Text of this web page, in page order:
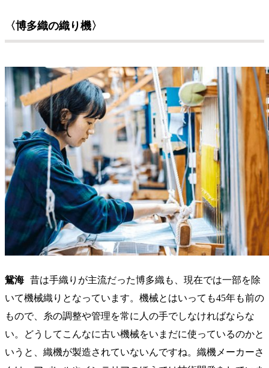
〈博多織の織り機〉
鴛海 昔は手織りが主流だった博多織も、現在では一部を除
いて機械織りとなっています。機械とはいっても45年も前の
もので、糸の調整や管理を常に人の手でしなければならな
い。どうしてこんなに古い機械をいまだに使っているのかと
いうと、織機が製造されていないんですね。織機メーカーさ